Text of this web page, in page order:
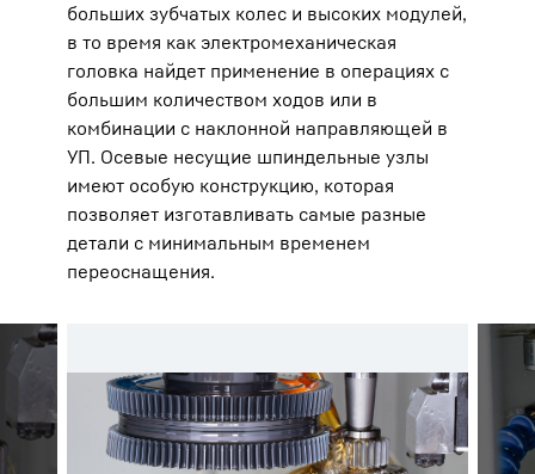
больших зубчатых колес и высоких модулей,
в то время как электромеханическая
головка найдет применение в операциях с
большим количеством ходов или в
комбинации с наклонной направляющей в
УП. Осевые несущие шпиндельные узлы
имеют особую конструкцию, которая
позволяет изготавливать самые разные
детали с минимальным временем
переоснащения.